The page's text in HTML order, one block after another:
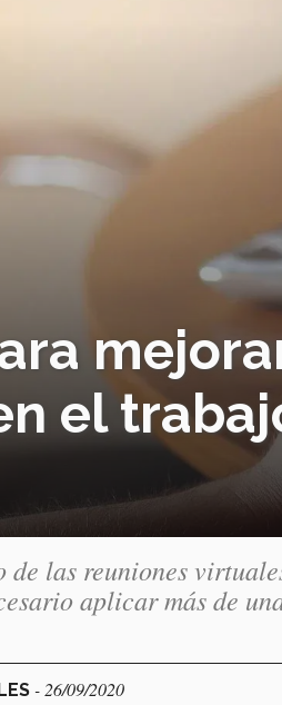
el
las reuniones
aplicar más de
- 26/09/2020